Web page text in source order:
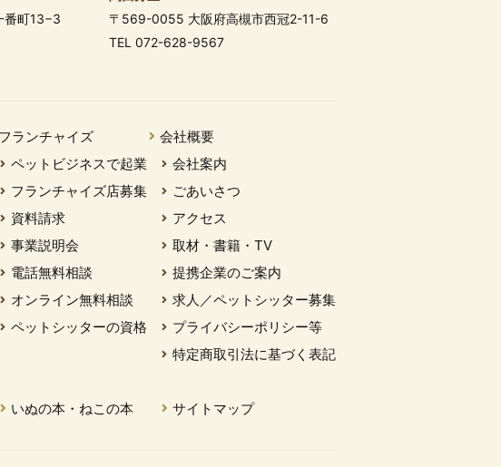
番町13−3
〒569-0055 大阪府高槻市西冠2-11-6
TEL 072-628-9567
フランチャイズ
ペットビジネスで起業
フランチャイズ店募集
資料請求
事業説明会
電話無料相談
オンライン無料相談
ペットシッターの資格
会社概要
会社案内
ごあいさつ
アクセス
取材・書籍・TV
提携企業のご案内
求人／ペットシッター募集
プライバシーポリシー等
特定商取引法に基づく表記
いぬの本・ねこの本 サイトマップ